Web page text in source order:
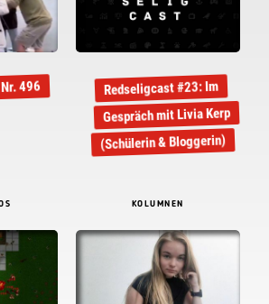
496 Redseligcast #23: Im
Gespräch mit Livia Kerp
(Schülerin & Bloggerin)
KOLUMNEN